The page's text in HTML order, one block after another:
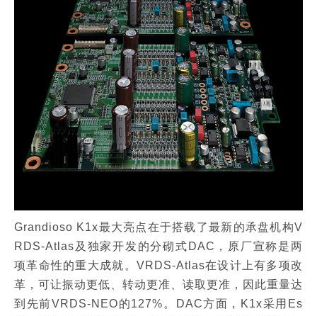
Grandioso K1x最大亮点在于搭载了最新的承盘机构V
RDS-Atlas及独家开发的分砌式DAC，原厂宣称是两
项革命性的重大成就。VRDS-Atlas在设计上有多项改
革，可让振动更低、转动更准、读取更准，因此重量达
到先前VRDS-NEO的127%。DAC方面，K1x采用Es